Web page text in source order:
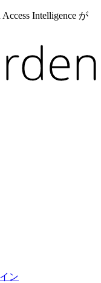
Intelligence が
ン